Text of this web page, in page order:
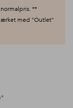
**
med "Outlet"